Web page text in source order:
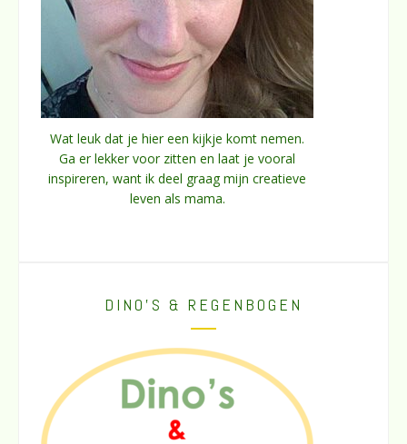
Wat leuk dat je hier een kijkje komt nemen.
Ga er lekker voor zitten en laat je vooral
inspireren, want ik deel graag mijn creatieve
leven als mama.
DINO’S & REGENBOGEN